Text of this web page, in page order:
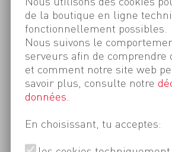
de la boutique en ligne
fonctionnellement possibles.
Nous suivons le
serveurs afin de
et comment notre site web
savoir plus, consulte notre
données
En choisissant, tu acceptes: